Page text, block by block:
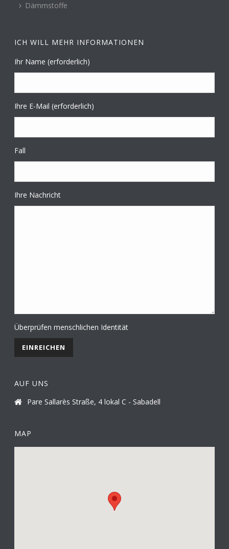
Dämmstoffe
ICH WILL MEHR INFORMATIONEN
Ihr Name (erforderlich)
Ihre E-Mail (erforderlich)
Fall
Ihre Nachricht
Überprüfen menschlichen Identität
AUF UNS
Pare Sallarès Straße, 4 lokal C - Sabadell
MAP